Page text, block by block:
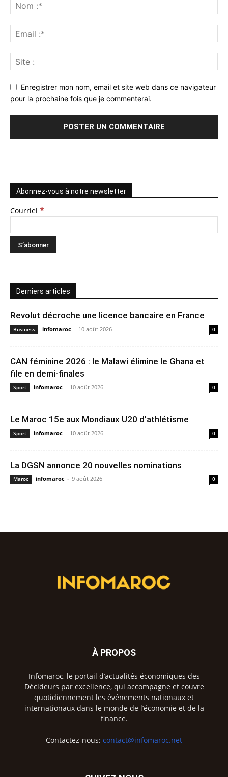
Enregistrer mon nom, email et site web dans ce navigateur
pour la prochaine fois que je commenterai.
Abonnez-vous à notre newsletter
Courriel *
Derniers articles
Revolut décroche une licence bancaire en France
Business infomaroc - 10 août 2026 0
CAN féminine 2026 : le Malawi élimine le Ghana et
file en demi-finales
Sport infomaroc - 10 août 2026 0
Le Maroc 15e aux Mondiaux U20 d’athlétisme
Sport infomaroc - 10 août 2026 0
La DGSN annonce 20 nouvelles nominations
Maroc infomaroc - 9 août 2026 0
À PROPOS
Infomaroc, le portail d’actualités économiques des
Décideurs par excellence, qui accompagne et couvre
quotidiennement les événements nationaux et
internationaux dans le monde de l’économie et de la
finance.
Contactez-nous: contact@infomaroc.net